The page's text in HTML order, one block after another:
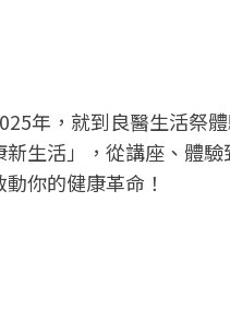
醫健康網從「換季的身
過醫學觀點與日常感受
健康的認知，進而引導實